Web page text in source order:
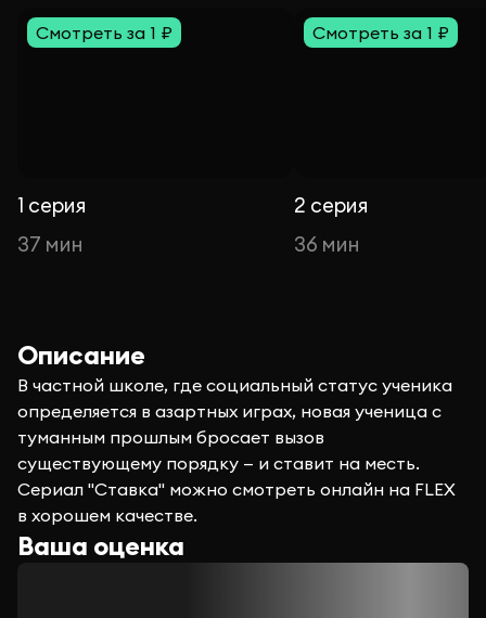
Смотреть за 1 ₽
1 серия
37 мин
Смотреть за 1 ₽
2 серия
36 мин
Описание
В частной школе, где социальный статус ученика
определяется в азартных играх, новая ученица с
туманным прошлым бросает вызов
существующему порядку — и ставит на месть.
Сериал "Ставка" можно смотреть онлайн на FLEX
в хорошем качестве.
Ваша оценка